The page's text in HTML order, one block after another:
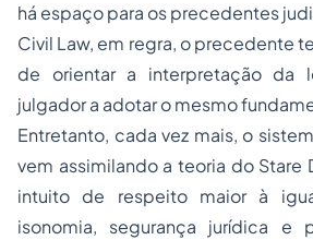
há espaço para os precedentes
Civil Law, em regra, o precedente
de orientar a interpretação da
julgador a adotar o mesmo
Entretanto, cada vez mais, o
vem assimilando a teoria do Stare
intuito de respeito maior à
isonomia, segurança jurídica e